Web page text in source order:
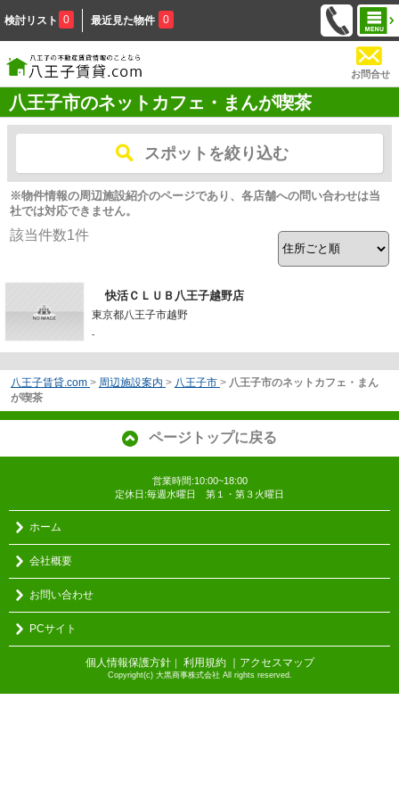
検討リスト 0 最近見た物件 0
お問合せ
八王子市のネットカフェ・まんが喫茶
スポットを絞り込む
※物件情報の周辺施設紹介のページであり、各店舗への問い合わせは当
社では対応できません。
該当件数1件
快活ＣＬＵＢ八王子越野店
東京都八王子市越野
-
八王子賃貸.com > 周辺施設案内 > 八王子市 > 八王子市のネットカフェ・まん
が喫茶
ページトップに戻る
営業時間:10:00~18:00
定休日:毎週水曜日 第１・第３火曜日
ホーム
会社概要
お問い合わせ
PCサイト
個人情報保護方針｜ 利用規約 ｜アクセスマップ
Copyright(c) 大黒商事株式会社 All rights reserved.